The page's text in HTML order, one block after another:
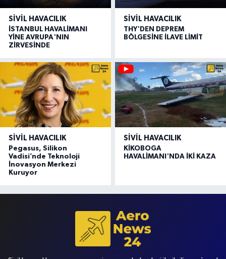
SIVIL HAVACILIK
İSTANBUL HAVALİMANI
YİNE AVRUPA'NIN
ZİRVESİNDE
SIVIL HAVACILIK
THY'DEN DEPREM
BÖLGESİNE İLAVE LİMİT
SIVIL HAVACILIK
Pegasus, Silikon
Vadisi’nde Teknoloji
İnovasyon Merkezi
Kuruyor
SIVIL HAVACILIK
KİKOBOGA
HAVALİMANI'NDA İKİ KAZA